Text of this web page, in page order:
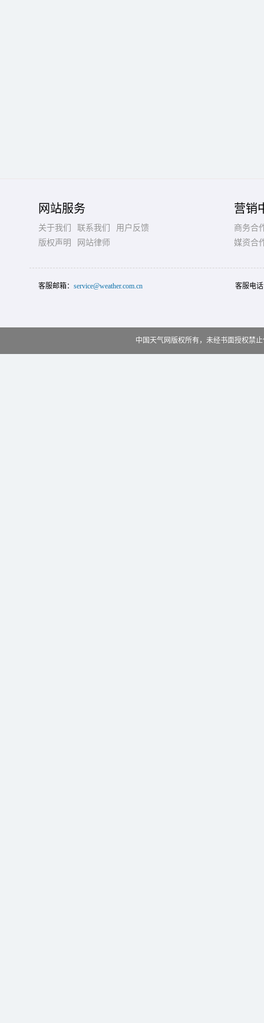
网站服务
关于我们 联系我们
用户反馈
版权声明
网站律师
营销
商务合
媒资合
客服邮箱： service@weather.com.cn 客服电
中国天气网版权所有，未经书面授权